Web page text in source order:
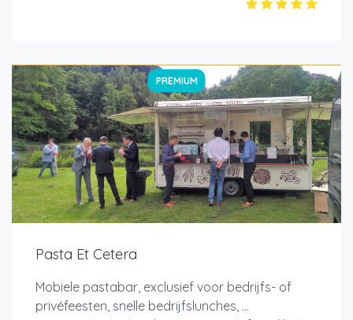
PREMIUM
Pasta Et Cetera
Mobiele pastabar, exclusief voor bedrijfs- of
privéfeesten, snelle bedrijfslunches, ...